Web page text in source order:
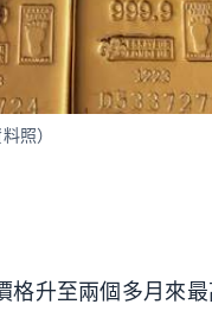
照）
格升至兩個多月來